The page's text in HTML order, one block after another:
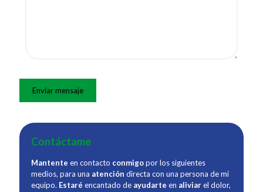
Contáctame
Mantente en contacto conmigopor los siguientes
medios, para una atención directa con una persona de mi
equipo. Estaré encantado de ayudarte en aliviarel dolor,